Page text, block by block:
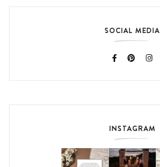
SOCIAL MEDIA
INSTAGRAM